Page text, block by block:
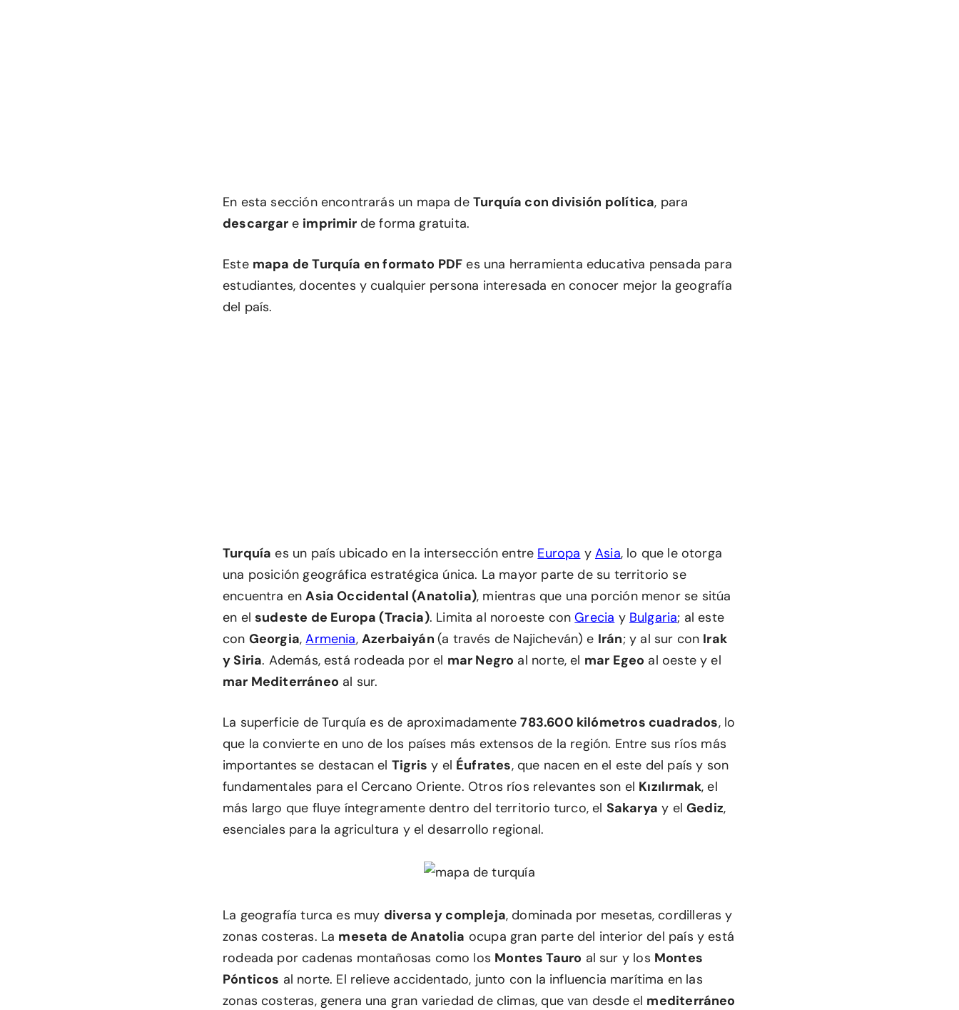
En esta sección encontrarás un mapa deTurquía con división política, para
descargar e imprimir de forma gratuita.
Este mapa de Turquía en formato PDF es una herramienta educativa pensada para
estudiantes, docentes y cualquier persona interesada en conocer mejor la geografía
del país.
Turquía es un país ubicado en la intersección entre Europa yAsia, lo que le otorga
una posición geográfica estratégica única. La mayor parte de su territorio se
encuentra enAsia Occidental (Anatolia), mientras que una porción menor se sitúa
en elsudeste de Europa (Tracia). Limita al noroeste conGrecia y Bulgaria; al este
con Georgia,Armenia,Azerbaiyán (a través de Najicheván) e Irán; y al sur con Irak
y Siria. Además, está rodeada por el mar Negro al norte, el mar Egeo al oeste y el
mar Mediterráneo al sur.
La superficie de Turquía es de aproximadamente783.600 kilómetros cuadrados, lo
que la convierte en uno de los países más extensos de la región. Entre sus ríos más
importantes se destacan el Tigris y el Éufrates, que nacen en el este del país y son
fundamentales para el Cercano Oriente. Otros ríos relevantes son el Kızılırmak, el
más largo que fluye íntegramente dentro del territorio turco, el Sakarya y elGediz,
esenciales para la agricultura y el desarrollo regional.
La geografía turca es muy diversa y compleja, dominada por mesetas, cordilleras y
zonas costeras. La meseta de Anatolia ocupa gran parte del interior del país y está
rodeada por cadenas montañosas como los Montes Tauro al sur y los Montes
Pónticos al norte. El relieve accidentado, junto con la influencia marítima en las
zonas costeras, genera una gran variedad de climas, que van desde el mediterráneo